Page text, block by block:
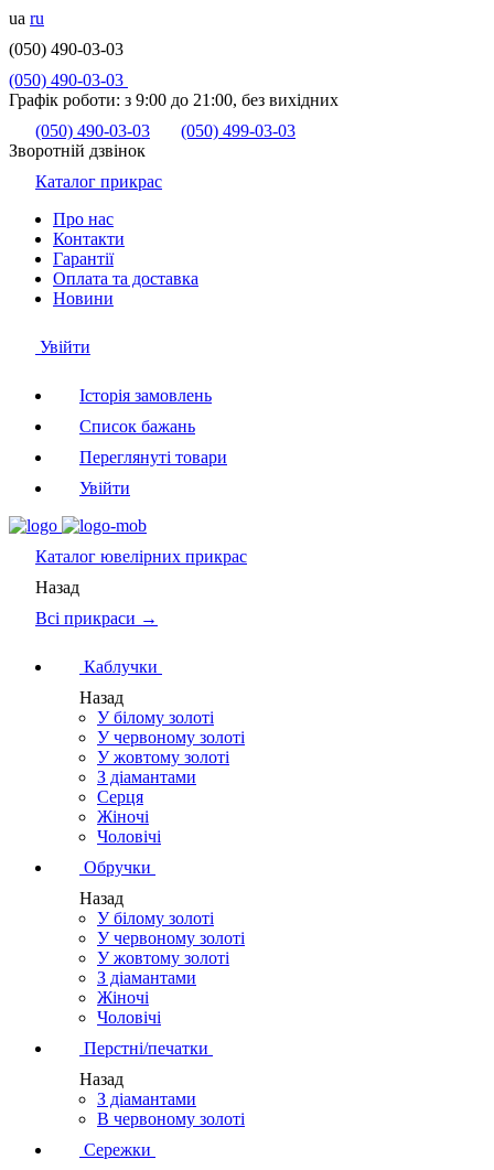
ua ru
(050) 490-03-03
(050) 490-03-03
Графік роботи: з 9:00 до 21:00, без вихідних
(050) 490-03-03
(050) 499-03-03
Зворотній дзвінок
Каталог прикрас
Про нас
Контакти
Гарантії
Оплата та доставка
Новини
Увійти
Історія замовлень
Список бажань
Переглянуті товари
Увійти
Каталог ювелірних прикрас
Назад
Всі прикраси →
Каблучки
Назад
У білому золоті
У червоному золоті
У жовтому золоті
З діамантами
Серця
Жіночі
Чоловічі
Обручки
Назад
У білому золоті
У червоному золоті
У жовтому золоті
З діамантами
Жіночі
Чоловічі
Перстні/печатки
Назад
З діамантами
В червоному золоті
Сережки